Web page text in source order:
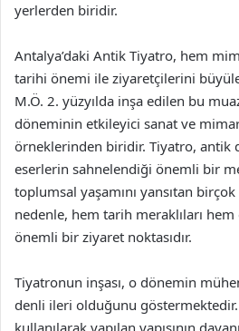
yerlerden biridir.
Antalya’daki Antik Tiyatro, hem
tarihi önemi ile ziyaretçilerini
M.Ö. 2. yüzyılda inşa edilen bu
döneminin etkileyici sanat ve
örneklerinden biridir. Tiyatro, antik
eserlerin sahnelendiği önemli bir
toplumsal yaşamını yansıtan
nedenle, hem tarih meraklıları
önemli bir ziyaret noktasıdır.
Tiyatronun inşası, o dönemin
denli ileri olduğunu
kullanılarak yapılan yapısının